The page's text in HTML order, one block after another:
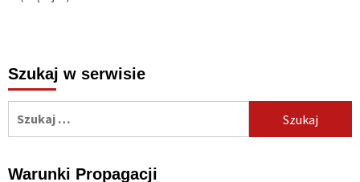
Szukaj w serwisie
Warunki Propagacji